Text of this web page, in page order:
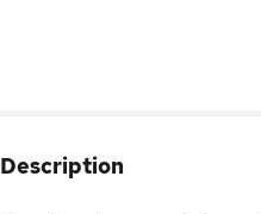
Description